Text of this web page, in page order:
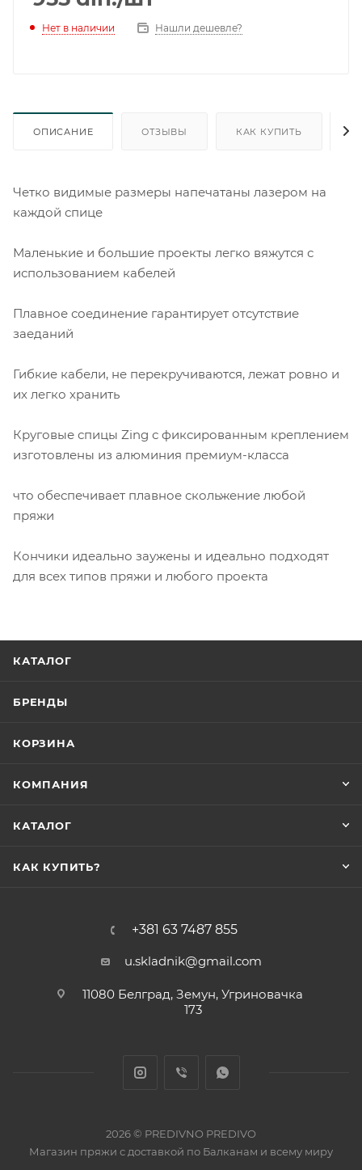
Нет в наличии Нашли дешевле?
ОПИСАНИЕ ОТЗЫВЫ КАК КУПИТЬ
Четко видимые размеры напечатаны лазером на
каждой спице
Маленькие и большие проекты легко вяжутся с
использованием кабелей
Плавное соединение гарантирует отсутствие
заеданий
Гибкие кабели, не перекручиваются, лежат ровно и
их легко хранить
Круговые спицы Zing с фиксированным креплением
изготовлены из алюминия премиум-класса
что обеспечивает плавное скольжение любой
пряжи
Кончики идеально заужены и идеально подходят
для всех типов пряжи и любого проекта
КАТАЛОГ
БРЕНДЫ
КОРЗИНА
КОМПАНИЯ
КАТАЛОГ
КАК КУПИТЬ?
+381 63 7487 855
u.skladnik@gmail.com
11080 Белград, Земун, Угриновачка
173
2026 © PREDIVNO PREDIVO
Магазин пряжи с доставкой по Балканам и всему миру